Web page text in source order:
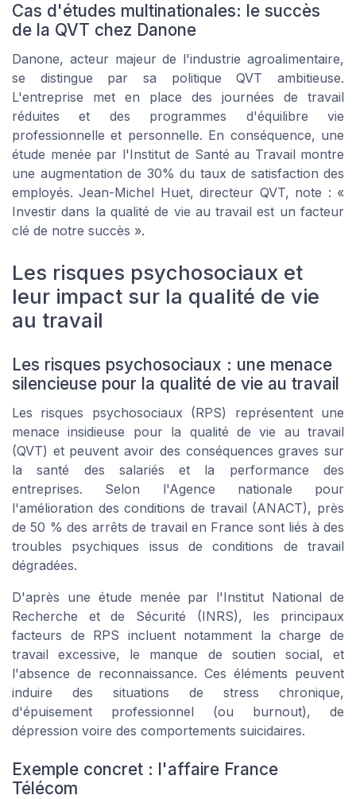
Cas d'études multinationales: le succès
de la QVT chez Danone
Danone, acteur majeur de l'industrie agroalimentaire,
se distingue par sa politique QVT ambitieuse.
L'entreprise met en place des journées de travail
réduites et des programmes d'équilibre vie
professionnelle et personnelle. En conséquence, une
étude menée par l'Institut de Santé au Travail montre
une augmentation de 30% du taux de satisfaction des
employés. Jean-Michel Huet, directeur QVT, note : «
Investir dans la qualité de vie au travail est un facteur
clé de notre succès ».
Les risques psychosociaux et
leur impact sur la qualité de vie
au travail
Les risques psychosociaux : une menace
silencieuse pour la qualité de vie au travail
Les risques psychosociaux (RPS) représentent une
menace insidieuse pour la qualité de vie au travail
(QVT) et peuvent avoir des conséquences graves sur
la santé des salariés et la performance des
entreprises. Selon l'Agence nationale pour
l'amélioration des conditions de travail (ANACT), près
de 50 % des arrêts de travail en France sont liés à des
troubles psychiques issus de conditions de travail
dégradées.
D'après une étude menée par l'Institut National de
Recherche et de Sécurité (INRS), les principaux
facteurs de RPS incluent notamment la charge de
travail excessive, le manque de soutien social, et
l'absence de reconnaissance. Ces éléments peuvent
induire des situations de stress chronique,
d'épuisement professionnel (ou burnout), de
dépression voire des comportements suicidaires.
Exemple concret : l'affaire France
Télécom